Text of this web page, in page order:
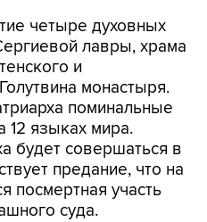
четыре духовных
лавры, храма
и
монастыря.
поминальные
12 языках мира.
будет совершаться в
предание, что на
посмертная участь
суда.